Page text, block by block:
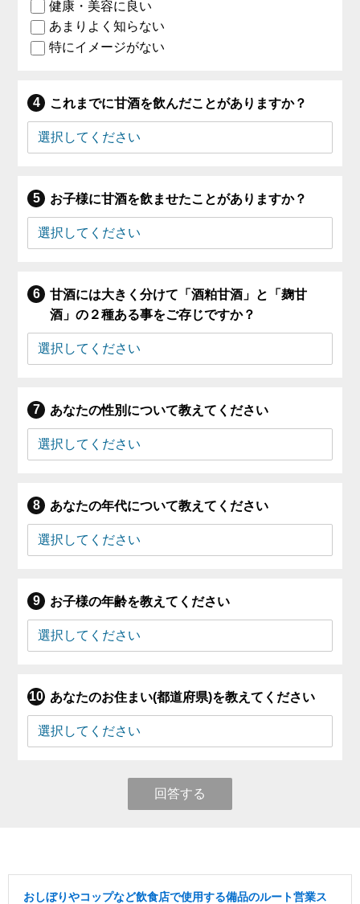
健康・美容に良い
あまりよく知らない
特にイメージがない
これまでに甘酒を飲んだことがありますか？
お子様に甘酒を飲ませたことがありますか？
甘酒には大きく分けて「酒粕甘酒」と「麹甘
酒」の２種ある事をご存じですか？
あなたの性別について教えてください
あなたの年代について教えてください
お子様の年齢を教えてください
あなたのお住まい(都道府県)を教えてください
回答する
おしぼりやコップなど飲食店で使用する備品のルート営業ス